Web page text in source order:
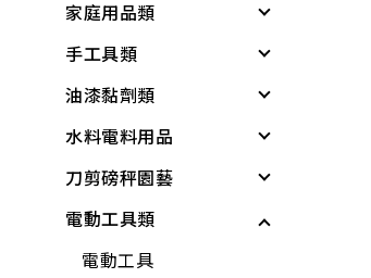
個人清潔衛生用品
居家生活
雨具
廚房用具
蓮蓬頭、沖洗器
電動起子機
水泥砂、填縫劑
居家生活
所有商品
戶外遮陽
夏季防護
夏日清爽
所有商品
緊急照明與多功能工
具
基本工具與應變器材
繩索與固定材料
個人防護與安全
儲水與應急用品
所有商品
家庭用品類
個人清潔衛生用品
衛浴用品
洗衣、晾曬用品
廚房用品
保鮮膜、保鮮盒、保
鮮袋
手工具類
螺絲起子
板手
套筒工具
工具組
鉗
油漆黏劑類
黏劑
塑鋼土
矽利康、填縫劑
稀釋劑
水料電料用品
水龍頭組
龍頭組附件
蓮蓬頭、沖洗器
刀剪磅秤園藝
各式剪刀
各式刀具
電動工具類
電動工具